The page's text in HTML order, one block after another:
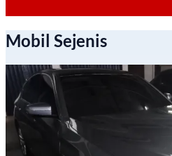
Mobil Sejenis